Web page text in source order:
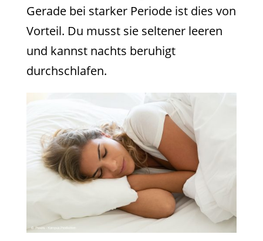
Gerade bei starker Periode ist dies von
Vorteil. Du musst sie seltener leeren
und kannst nachts beruhigt
durchschlafen.